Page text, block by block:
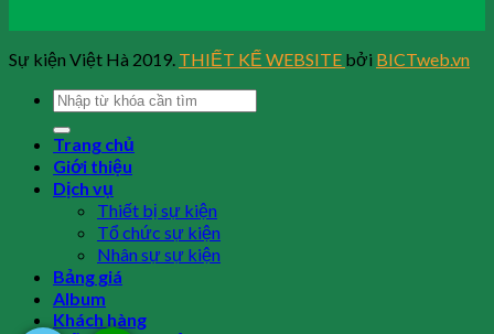
Sự kiện Việt Hà 2019. THIẾT KẾ WEBSITE bởi BICTweb.vn
Trang chủ
Giới thiệu
Dịch vụ
Thiết bị sự kiện
Tổ chức sự kiện
Nhân sự sự kiện
Bảng giá
Album
Khách hàng